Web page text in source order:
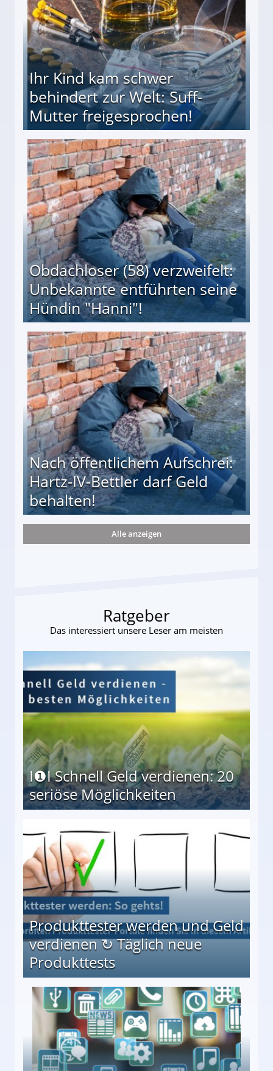
Ihr Kind kam schwer
behindert zur Welt: Suff-
Mutter freigesprochen!
Mutter freigesprochen!
Obdachloser (58) verzweifelt:
Unbekannte entführten seine
Hündin "Hanni"!
entführten seine Hündin "Hanni"!
Nach öffentlichem Aufschrei:
Hartz-IV-Bettler darf Geld
behalten!
darf Geld behalten!
Alle anzeigen
Ratgeber
Das interessiert unsere Leser am meisten
I❶I Schnell Geld verdienen: 20
seriöse Möglichkeiten
Produkttester werden und Geld
verdienen ↻ Täglich neue
Produkttests
↻ Täglich neue Produkttests